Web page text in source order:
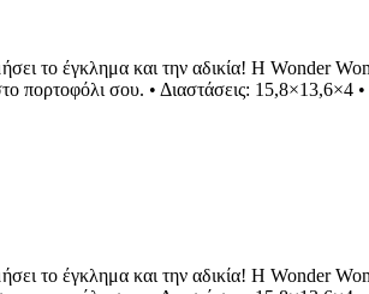
το έγκλημα και την αδικία! Η Wonder
πορτοφόλι σου. • Διαστάσεις: 15,8×13,6×4
το έγκλημα και την αδικία! Η Wonder